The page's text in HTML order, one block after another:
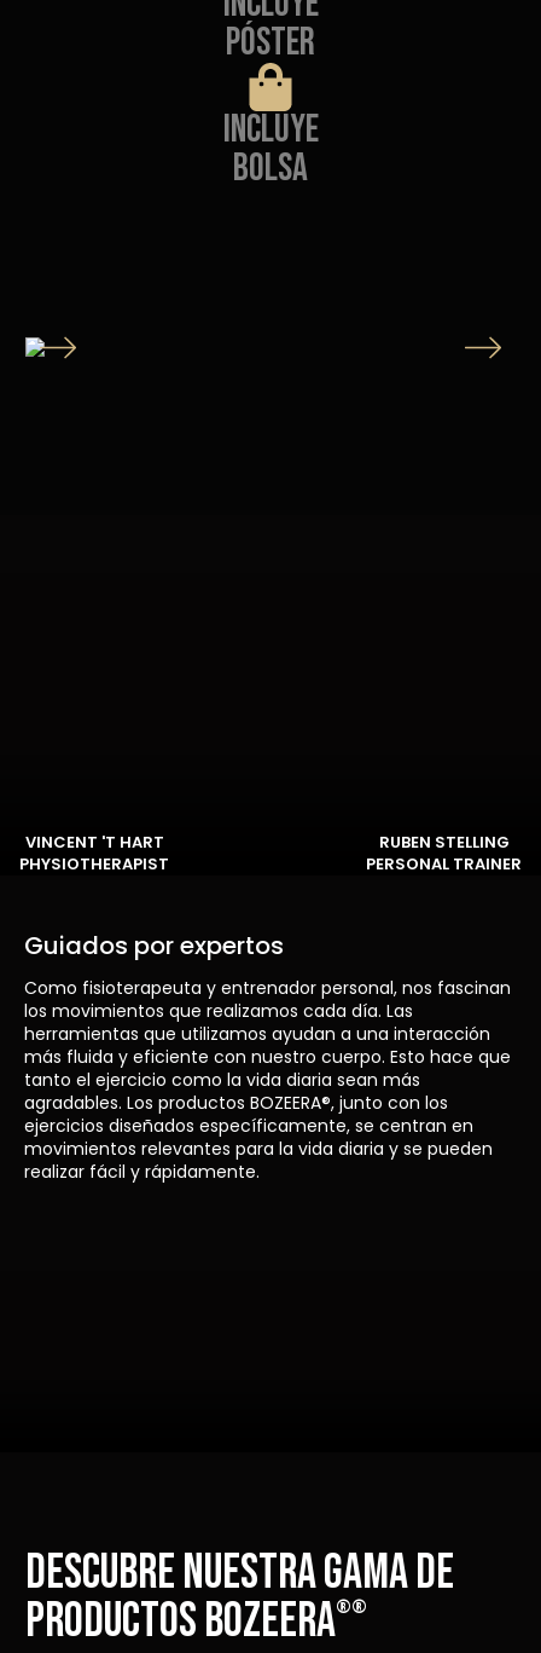
póster
Incluye
bolsa
VINCENT 'T HART
PHYSIOTHERAPIST
RUBEN STELLING
PERSONAL TRAINER
Guiados por expertos
Como fisioterapeuta y entrenador personal, nos fascinan
los movimientos que realizamos cada día. Las
herramientas que utilizamos ayudan a una interacción
más fluida y eficiente con nuestro cuerpo. Esto hace que
tanto el ejercicio como la vida diaria sean más
agradables. Los productos BOZEERA®, junto con los
ejercicios diseñados específicamente, se centran en
movimientos relevantes para la vida diaria y se pueden
realizar fácil y rápidamente.
DESCUBRE NUESTRA GAMA DE
PRODUCTOS BOZEERA®®